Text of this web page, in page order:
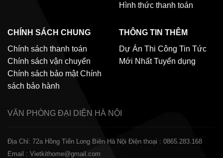
Hình thức thanh toán
CHÍNH SÁCH CHUNG
Chính sách thanh toán
Chính sách vận chuyển
Chính sách bảo mật Chính
sách bảo hành
THÔNG TIN THÊM
Dự Án Thi Công Tin Tức
Mới Nhất Tuyển dụng
VĂN PHÒNG ĐẠI DIỆN HÀ NỘI
Địa Chỉ: 72a Hồng Tiến Long Biên Hà Nội Điện thoại : 0865.283.168
Email : Vietkithome@gmail.com